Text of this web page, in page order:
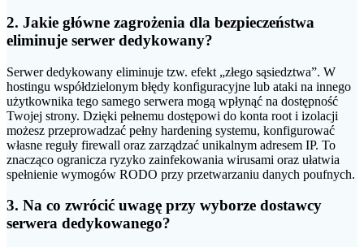
2. Jakie główne zagrożenia dla bezpieczeństwa
eliminuje serwer dedykowany?
Serwer dedykowany eliminuje tzw. efekt „złego sąsiedztwa”. W
hostingu współdzielonym błędy konfiguracyjne lub ataki na innego
użytkownika tego samego serwera mogą wpłynąć na dostępność
Twojej strony. Dzięki pełnemu dostępowi do konta root i izolacji
możesz przeprowadzać pełny hardening systemu, konfigurować
własne reguły firewall oraz zarządzać unikalnym adresem IP. To
znacząco ogranicza ryzyko zainfekowania wirusami oraz ułatwia
spełnienie wymogów RODO przy przetwarzaniu danych poufnych.
3. Na co zwrócić uwagę przy wyborze dostawcy
serwera dedykowanego?